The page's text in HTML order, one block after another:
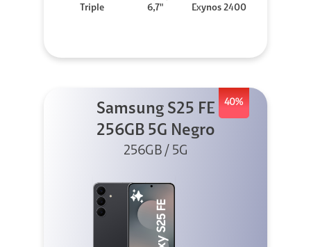
Triple
6,7"
Exynos 2400
40%
Samsung S25 FE
256GB 5G Negro
256GB / 5G